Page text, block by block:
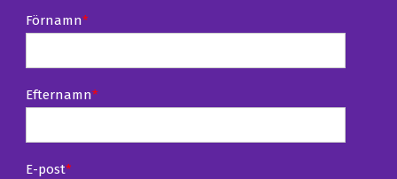
Förnamn*
Efternamn*
E-post*